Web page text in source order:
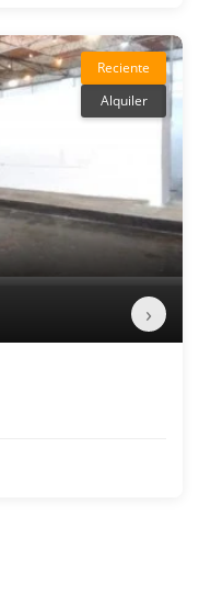
Reciente
Alquiler
›